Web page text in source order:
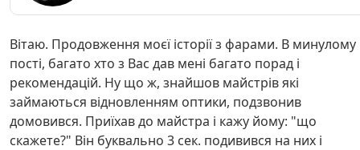
Вітаю. Продовження моєї історії з фарами. В минулому
пості, багато хто з Вас дав мені багато порад і
рекомендацій. Ну що ж, знайшов майстрів які
займаються відновленням оптики, подзвонив
домовився. Приїхав до майстра і кажу йому: "що
скажете?" Він буквально 3 сек. подивився на них і